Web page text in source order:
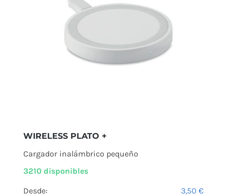
WIRELESS PLATO +
Cargador inalámbrico pequeño
3210 disponibles
Desde: 3,50€